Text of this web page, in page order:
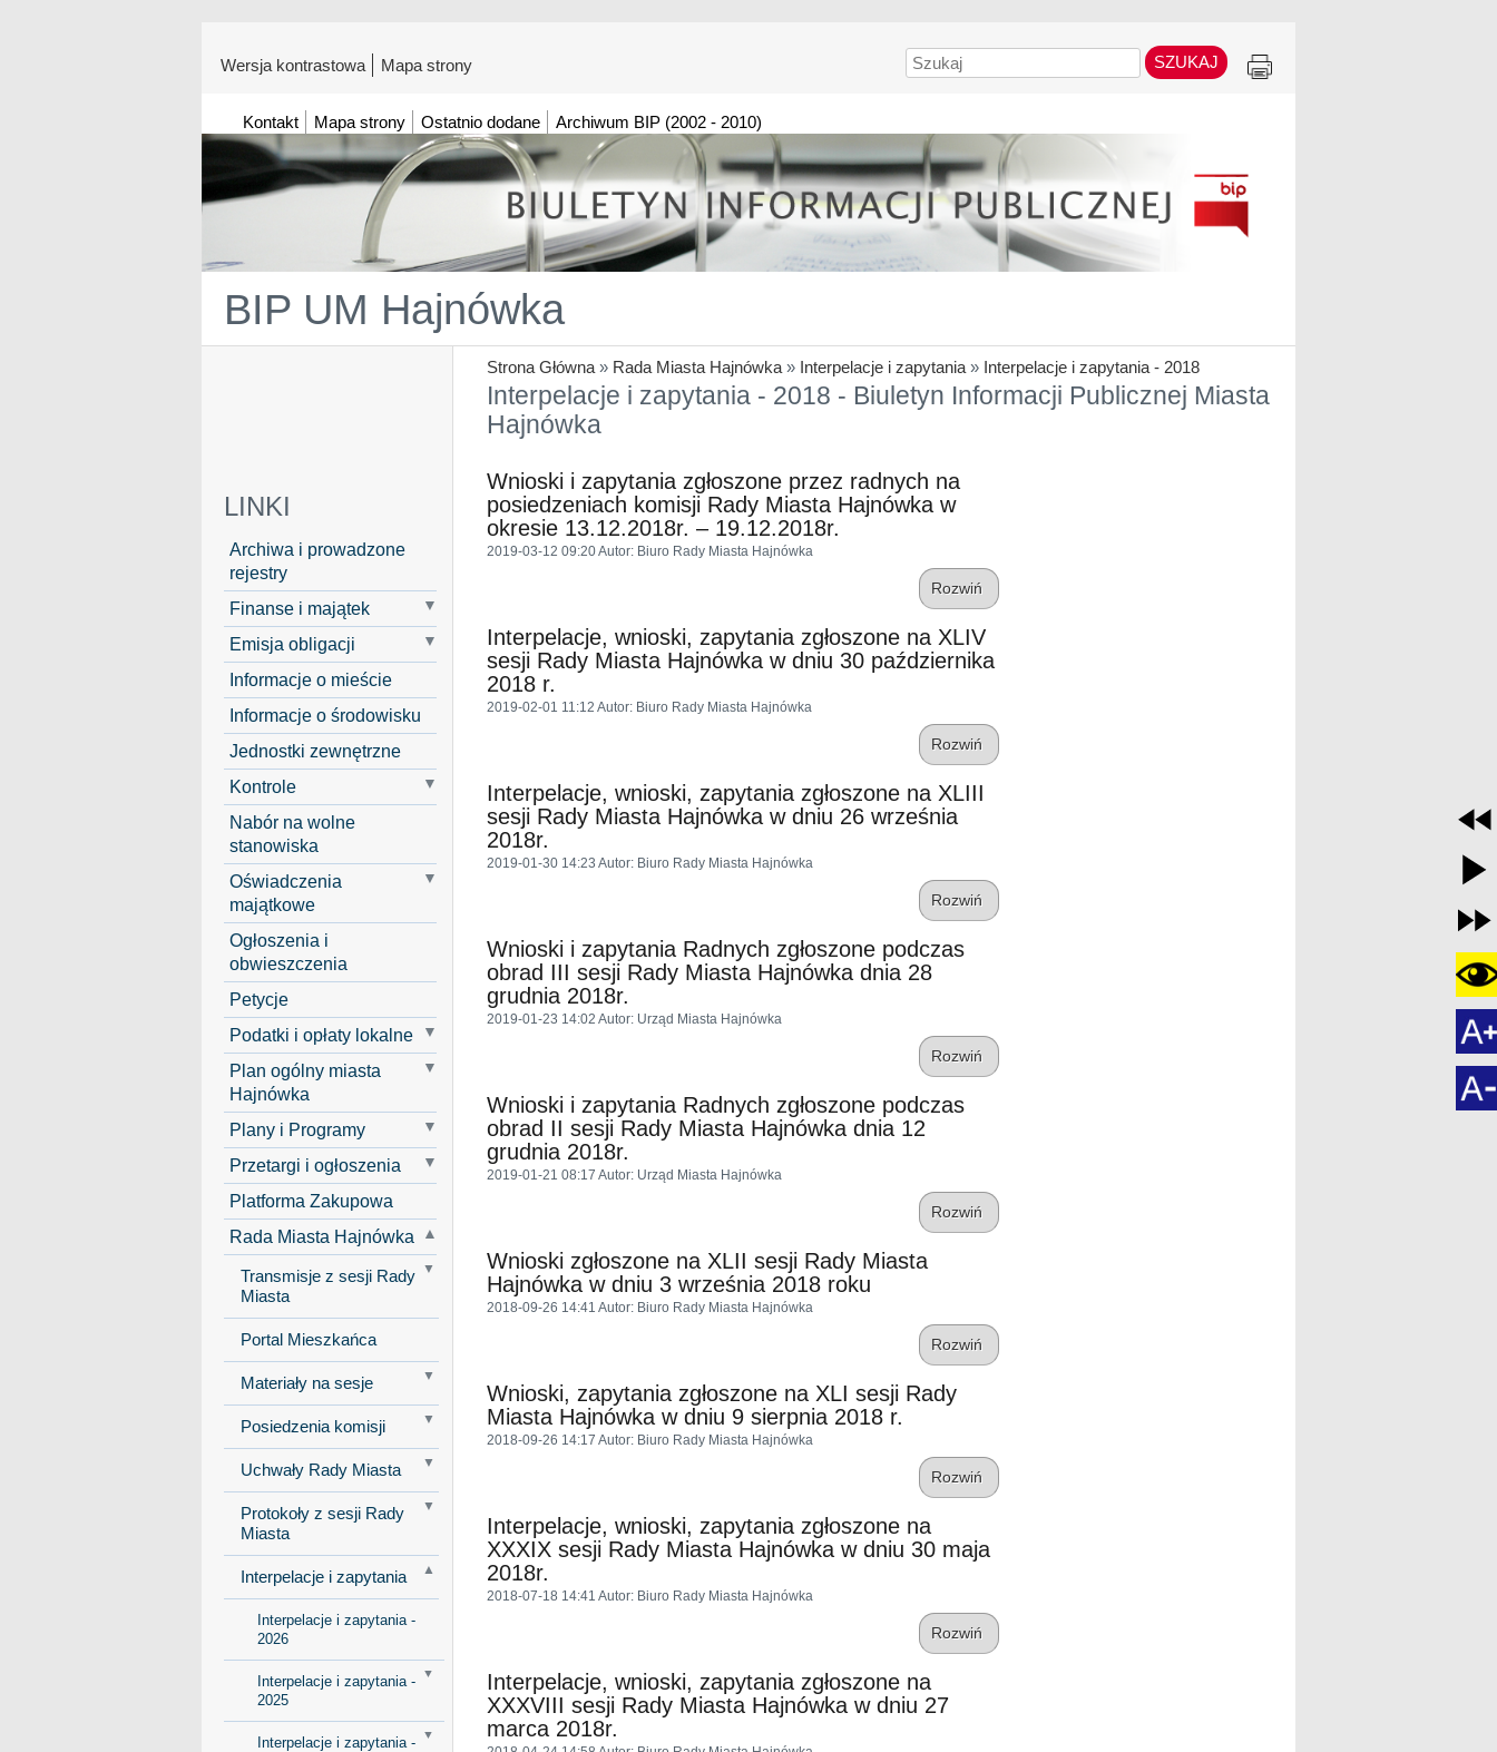
Wersja kontrastowa Mapa strony Szukaj
Kontakt Mapa strony Ostatnio dodane Archiwum BIP (2002 - 2010)
BIP UM Hajnówka
Strona Główna » Rada Miasta Hajnówka » Interpelacje i zapytania » Interpelacje i zapytania - 2018
Interpelacje i zapytania - 2018 - Biuletyn Informacji Publicznej Miasta
Hajnówka
LINKI
Archiwa i prowadzone
rejestry
Finanse i majątek
Emisja obligacji
Informacje o mieście
Informacje o środowisku
Jednostki zewnętrzne
Kontrole
Nabór na wolne
stanowiska
Oświadczenia
majątkowe
Ogłoszenia i
obwieszczenia
Petycje
Podatki i opłaty lokalne
Plan ogólny miasta
Hajnówka
Plany i Programy
Przetargi i ogłoszenia
Platforma Zakupowa
Rada Miasta Hajnówka
Transmisje z sesji Rady
Miasta
Portal Mieszkańca
Materiały na sesje
Posiedzenia komisji
Uchwały Rady Miasta
Protokoły z sesji Rady
Miasta
Interpelacje i zapytania
Interpelacje i zapytania -
2026
Interpelacje i zapytania -
2025
Interpelacje i zapytania -
Wnioski i zapytania zgłoszone przez radnych na
posiedzeniach komisji Rady Miasta Hajnówka w
okresie 13.12.2018r. – 19.12.2018r.
2019-03-12 09:20Autor: Biuro Rady Miasta Hajnówka
Rozwiń
Interpelacje, wnioski, zapytania zgłoszone na XLIV
sesji Rady Miasta Hajnówka w dniu 30 października
2018 r.
2019-02-01 11:12 Autor: Biuro Rady Miasta Hajnówka
Rozwiń
Interpelacje, wnioski, zapytania zgłoszone na XLIII
sesji Rady Miasta Hajnówka w dniu 26 września
2018r.
2019-01-30 14:23 Autor: Biuro Rady Miasta Hajnówka
Rozwiń
Wnioski i zapytania Radnych zgłoszone podczas
obrad III sesji Rady Miasta Hajnówka dnia 28
grudnia 2018r.
2019-01-23 14:02 Autor: Urząd Miasta Hajnówka
Rozwiń
Wnioski i zapytania Radnych zgłoszone podczas
obrad II sesji Rady Miasta Hajnówka dnia 12
grudnia 2018r.
2019-01-21 08:17 Autor: Urząd Miasta Hajnówka
Rozwiń
Wnioski zgłoszone na XLII sesji Rady Miasta
Hajnówka w dniu 3 września 2018 roku
2018-09-26 14:41 Autor: Biuro Rady Miasta Hajnówka
Rozwiń
Wnioski, zapytania zgłoszone na XLI sesji Rady
Miasta Hajnówka w dniu 9 sierpnia 2018 r.
2018-09-26 14:17 Autor: Biuro Rady Miasta Hajnówka
Rozwiń
Interpelacje, wnioski, zapytania zgłoszone na
XXXIX sesji Rady Miasta Hajnówka w dniu 30 maja
2018r.
2018-07-18 14:41 Autor: Biuro Rady Miasta Hajnówka
Rozwiń
Interpelacje, wnioski, zapytania zgłoszone na
XXXVIII sesji Rady Miasta Hajnówka w dniu 27
marca 2018r.